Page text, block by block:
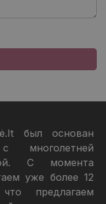
был основан
многолетней
С момента
уже более 12
предлагаем